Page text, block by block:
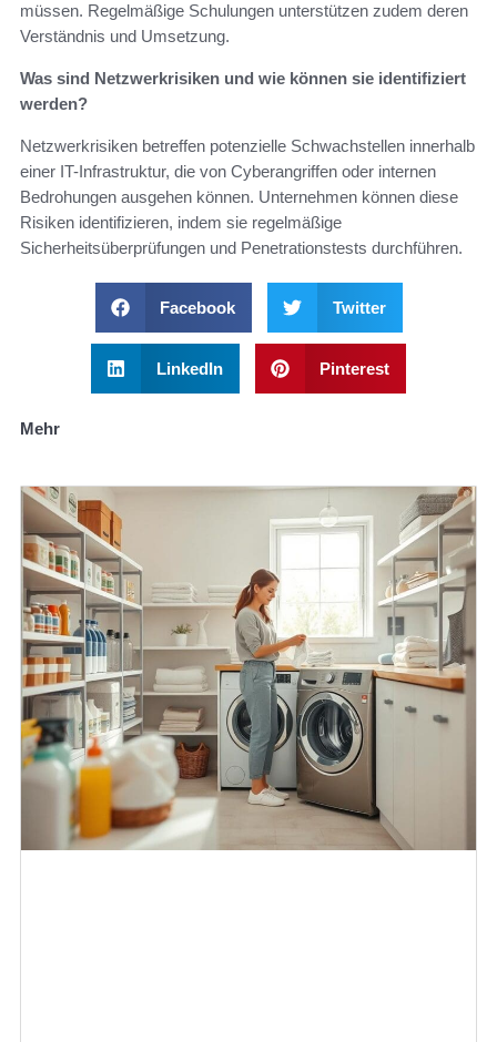
müssen. Regelmäßige Schulungen unterstützen zudem deren
Verständnis und Umsetzung.
Was sind Netzwerkrisiken und wie können sie identifiziert
werden?
Netzwerkrisiken betreffen potenzielle Schwachstellen innerhalb
einer IT-Infrastruktur, die von Cyberangriffen oder internen
Bedrohungen ausgehen können. Unternehmen können diese
Risiken identifizieren, indem sie regelmäßige
Sicherheitsüberprüfungen und Penetrationstests durchführen.
Facebook Twitter
LinkedIn Pinterest
Mehr